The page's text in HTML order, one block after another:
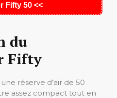
Fifty 50 <<
du
Fifty
réserve d’air de 50
assez compact tout en